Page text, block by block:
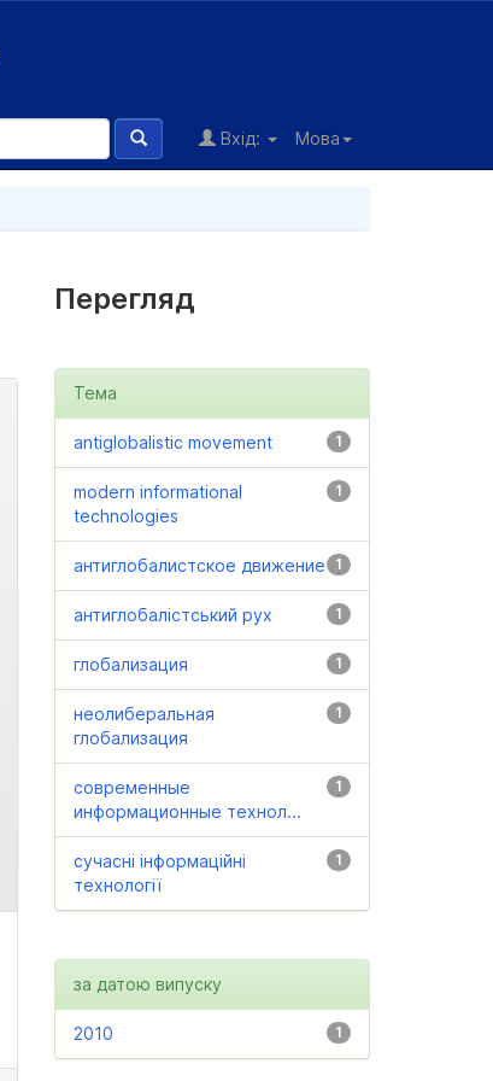
Мова
Вхід:
Перегляд
Тема
1
antiglobalistic movement
1
modern informational
technologies
1
антиглобалистское движение
1
антиглобалістський рух
1
глобализация
1
неолиберальная
глобализация
1
современные
информационные технол...
1
сучасні інформаційні
технології
за датою випуску
1
2010